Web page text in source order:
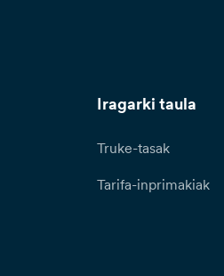
Iragarki taula
Truke-tasak
Tarifa-inprimakiak